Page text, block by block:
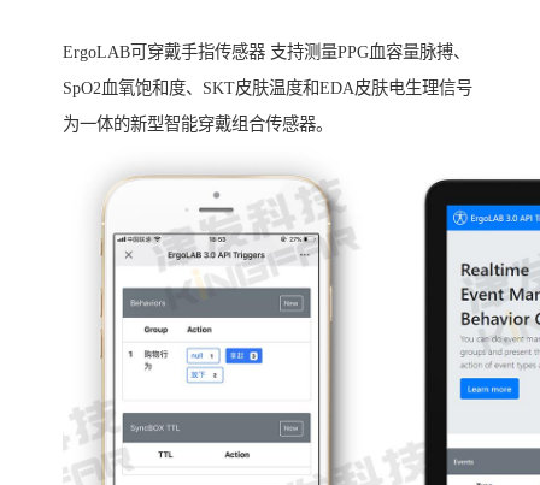
ErgoLAB可穿戴手指传感器 支持测量PPG血容量脉搏、
SpO2血氧饱和度、SKT皮肤温度和EDA皮肤电生理信号
为一体的新型智能穿戴组合传感器。